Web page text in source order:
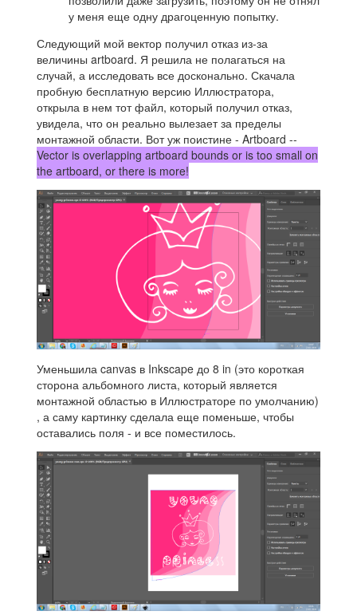
у меня еще одну драгоценную попытку.
Следующий мой вектор получил отказ из-за
величины artboard. Я решила не полагаться на
случай, а исследовать все досконально. Скачала
пробную бесплатную версию Иллюстратора,
открыла в нем тот файл, который получил отказ,
увидела, что он реально вылезает за пределы
монтажной области. Вот уж поистине - Artboard --
Vector is overlapping artboard bounds or is too small on
the artboard, or there is more!
Уменьшила canvas в Inkscape до 8 in (это короткая
сторона альбомного листа, который является
монтажной областью в Иллюстраторе по умолчанию)
, а саму картинку сделала еще поменьше, чтобы
оставались поля - и все поместилось.